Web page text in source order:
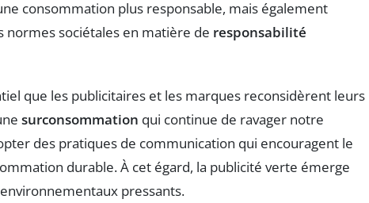
consommation plus responsable, mais également
normes sociétales en matière de responsabilité
que les publicitaires et les marques reconsidèrent leurs
surconsommation qui continue de ravager notre
des pratiques de communication qui encouragent le
durable. À cet égard, la publicité verte émerge
pressants.